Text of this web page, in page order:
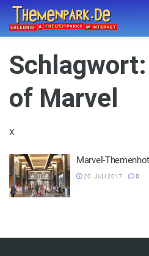
Schlagwort:
of Marvel
X
Marvel-
20. JULI 2017 0